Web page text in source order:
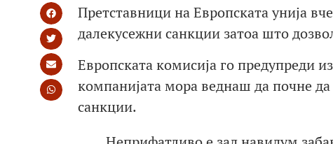
Претставници на Европската унија
далекусежни санкции затоа што
Европската комисија го предупреди
компанијата мора веднаш да почне
санкции.